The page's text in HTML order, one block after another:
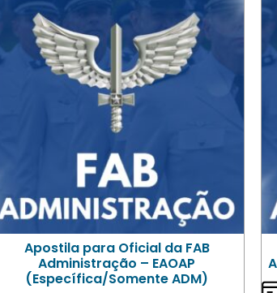
Apostila para Oficial da FAB
Administração – EAOAP
(Específica/Somente ADM)